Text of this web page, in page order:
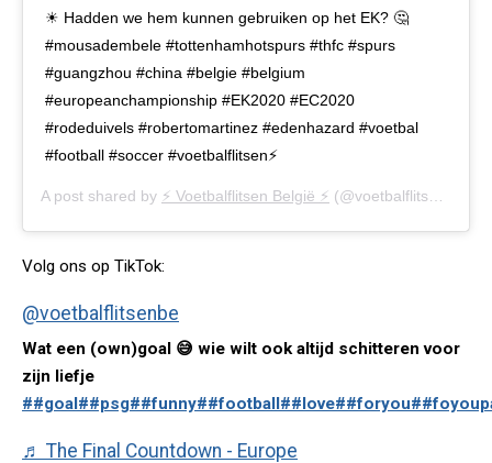
☀ Hadden we hem kunnen gebruiken op het EK? 🤔
#mousadembele #tottenhamhotspurs #thfc #spurs
#guangzhou #china #belgie #belgium
#europeanchampionship #EK2020 #EC2020
#rodeduivels #robertomartinez #edenhazard #voetbal
#football #soccer #voetbalflitsen⚡️
A post shared by ⚡️ Voetbalflitsen België ⚡️ (@voetbalflitsen.be) on
Volg ons op TikTok:
@voetbalflitsenbe
Wat een (own)goal 😅 wie wilt ook altijd schitteren voor
zijn liefje
##goal##psg##funny##football##love##foryou
♬ The Final Countdown - Europe